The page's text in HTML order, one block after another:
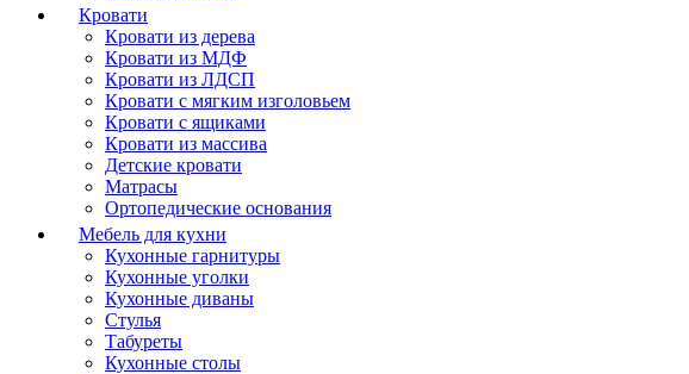
Кровати
Кровати из дерева
Кровати из МДФ
Кровати из ЛДСП
Кровати с мягким изголовьем
Кровати с ящиками
Кровати из массива
Детские кровати
Матрасы
Ортопедические основания
Мебель для кухни
Кухонные гарнитуры
Кухонные уголки
Кухонные диваны
Стулья
Табуреты
Кухонные столы